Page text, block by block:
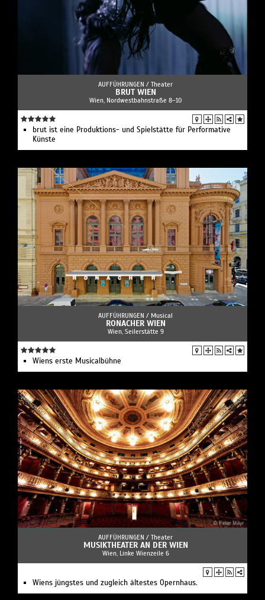
AUFFÜHRUNGEN / Theater
BRUT WIEN
Wien, Nordwestbahnstraße 8–10
brut ist eine Produktions- und Spielstätte für Performative
Künste
AUFFÜHRUNGEN / Musical
RONACHER WIEN
Wien, Seilerstätte 9
Wiens erste Musicalbühne
AUFFÜHRUNGEN / Theater
MUSIKTHEATER AN DER WIEN
Wien, Linke Wienzeile 6
Wiens jüngstes und zugleich ältestes Opernhaus.